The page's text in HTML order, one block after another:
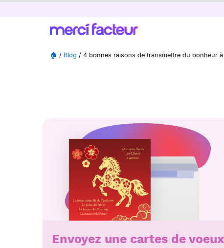
🏠 / Blog / 4 bonnes raisons de transmettre du bonheur
Envoyez une cartes de voeux